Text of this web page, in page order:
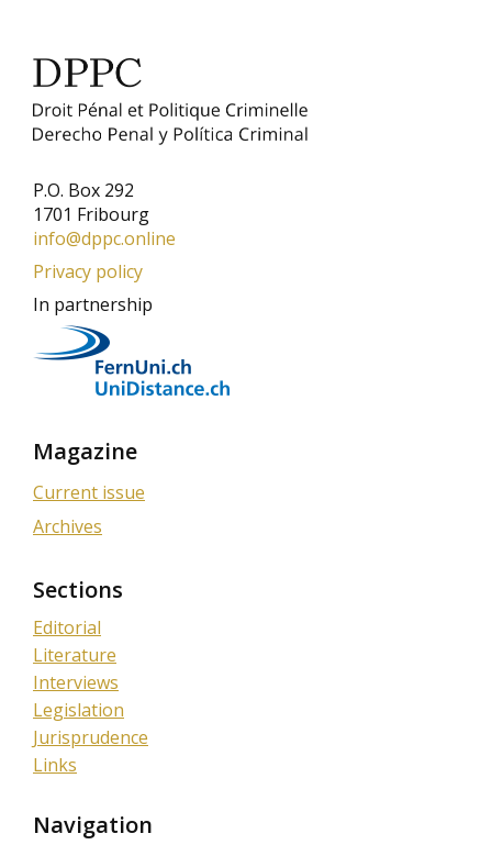
P.O. Box 292
1701 Fribourg
info@dppc.online
Privacy policy
In partnership
Magazine
Current issue
Archives
Sections
Editorial
Literature
Interviews
Legislation
Jurisprudence
Links
Navigation